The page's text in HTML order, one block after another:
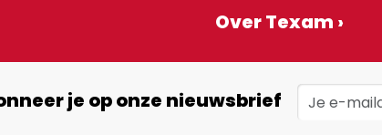
Over Texam ›
je op onze nieuwsbrief